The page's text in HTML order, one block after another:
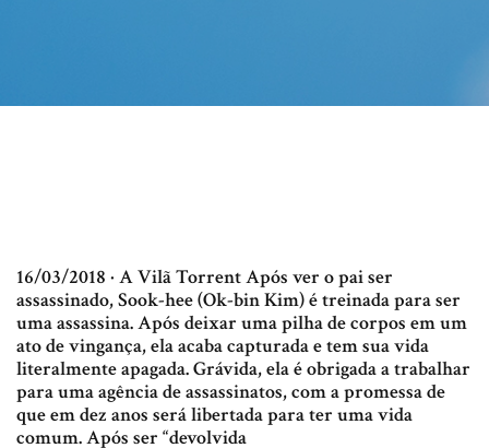
16/03/2018 · A Vilã Torrent Após ver o pai ser
assassinado, Sook-hee (Ok-bin Kim) é treinada para ser
uma assassina. Após deixar uma pilha de corpos em um
ato de vingança, ela acaba capturada e tem sua vida
literalmente apagada. Grávida, ela é obrigada a trabalhar
para uma agência de assassinatos, com a promessa de
que em dez anos será libertada para ter uma vida
comum. Após ser “devolvida